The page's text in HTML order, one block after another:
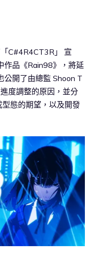
C#4R4CT3R」 宣
作品《Rain98》，將延
開了由總監 Shoon T
度調整的原因，並分
態的期望，以及開發